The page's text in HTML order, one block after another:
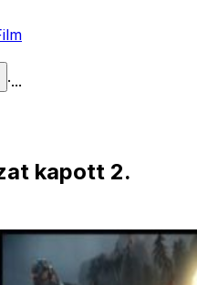
·...
kapott 2.